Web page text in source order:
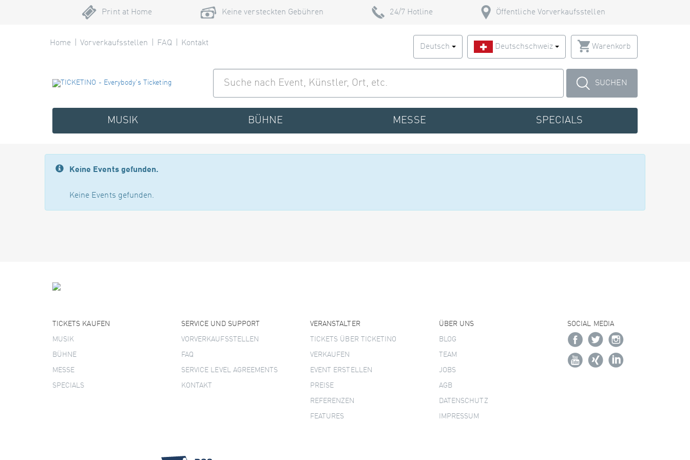
Print at Home Keine versteckten Gebühren 24/7 Hotline Öffentliche Vorverkaufsstellen
Home Vorverkaufsstellen FAQ Kontakt Deutsch Deutschschweiz Warenkorb
SUCHEN
MUSIK BÜHNE MESSE SPECIALS
Keine Events gefunden.
Keine Events gefunden.
TICKETS KAUFEN
MUSIK
BÜHNE
MESSE
SPECIALS
SERVICE UND SUPPORT
VORVERKAUFSSTELLEN
FAQ
SERVICE LEVEL AGREEMENTS
KONTAKT
VERANSTALTER
TICKETS ÜBER TICKETINO
VERKAUFEN
EVENT ERSTELLEN
PREISE
REFERENZEN
FEATURES
ÜBER UNS
BLOG
TEAM
JOBS
AGB
DATENSCHUTZ
IMPRESSUM
SOCIAL MEDIA